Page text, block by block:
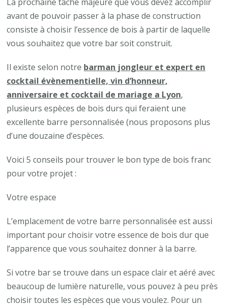
avant de pouvoir passer à la phase de construction
consiste à choisir l’essence de bois à partir de laquelle
vous souhaitez que votre bar soit construit.
Il existe selon notre barman jongleur et expert en
cocktail évènementielle, vin d’honneur,
anniversaire et cocktail de mariage a Lyon,
plusieurs espèces de bois durs qui feraient une
excellente barre personnalisée (nous proposons plus
d’une douzaine d’espèces.
Voici 5 conseils pour trouver le bon type de bois franc
pour votre projet :
Votre espace
L’emplacement de votre barre personnalisée est aussi
important pour choisir votre essence de bois dur que
l’apparence que vous souhaitez donner à la barre.
Si votre bar se trouve dans un espace clair et aéré avec
beaucoup de lumière naturelle, vous pouvez à peu près
choisir toutes les espèces que vous voulez. Pour un